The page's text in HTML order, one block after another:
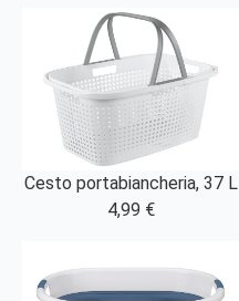
Cesto portabiancheria, 37 L
4,99 €